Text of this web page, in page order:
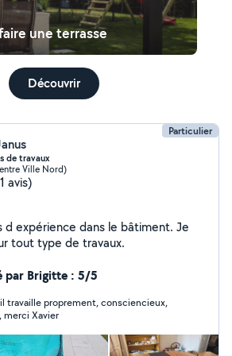
une terrasse
Découvrir
Particulier
de travaux
Ville Nord)
avis)
expérience dans le bâtiment. Je
tout type de travaux.
par Brigitte : 5/5
travaille proprement, consciencieux,
merci Xavier